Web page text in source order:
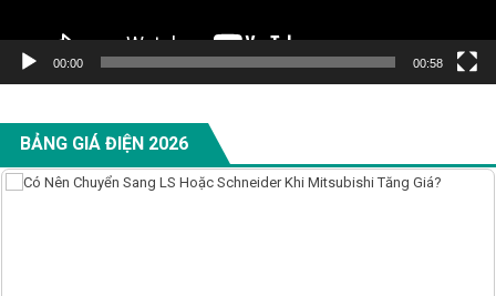
00:00 00:58
BẢNG GIÁ ĐIỆN 2026